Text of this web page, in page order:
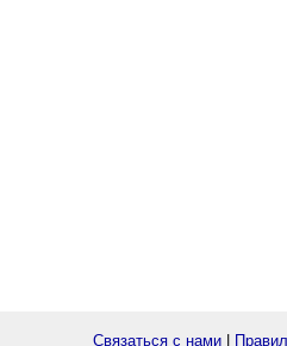
Связаться с нами